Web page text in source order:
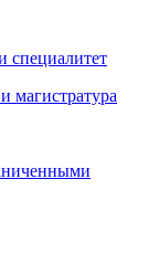
специалитет
магистратура